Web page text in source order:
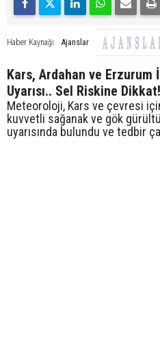
Haber Kaynağı Ajanslar
Kars, Ardahan ve Erzurum
Uyarısı.. Sel Riskine Dikkat!
Meteoroloji, Kars ve çevresi
kuvvetli sağanak ve gök
uyarısında bulundu ve tedbir